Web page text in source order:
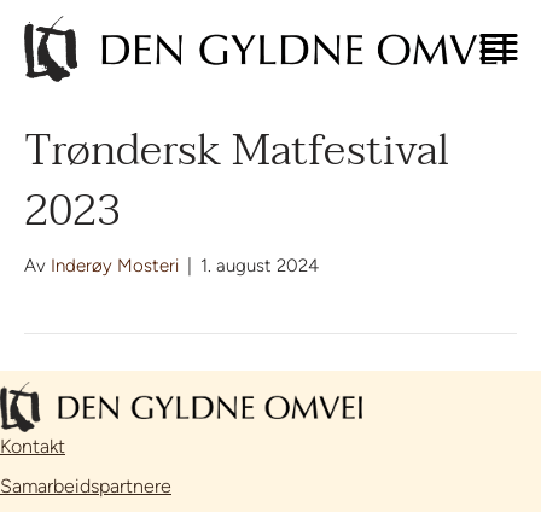
Trøndersk Matfestival
2023
Av Inderøy Mosteri 1. august 2024
Kontakt
Samarbeidspartnere